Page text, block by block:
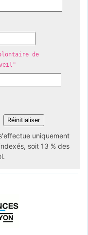
de
uniquement
soit 13 % des